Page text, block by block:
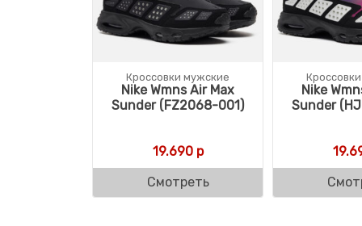
Кроссовки мужские
Nike Wmns Air Max
Sunder (FZ2068-001)
19.690р
Смотреть
Nike
Sunder